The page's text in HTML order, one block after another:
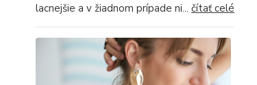
lacnejšie a v žiadnom prípade ni... čítať celé